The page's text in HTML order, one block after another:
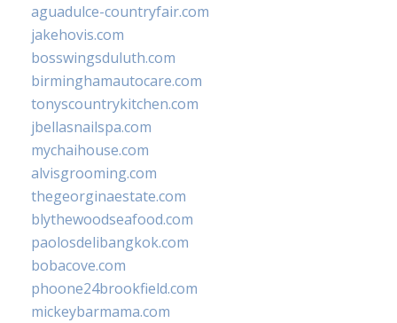
aguadulce-countryfair.com
jakehovis.com
bosswingsduluth.com
birminghamautocare.com
tonyscountrykitchen.com
jbellasnailspa.com
mychaihouse.com
alvisgrooming.com
thegeorginaestate.com
blythewoodseafood.com
paolosdelibangkok.com
bobacove.com
phoone24brookfield.com
mickeybarmama.com